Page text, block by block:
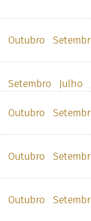
Outubro
Setembro Julho
Outubro
Outubro
Outubro